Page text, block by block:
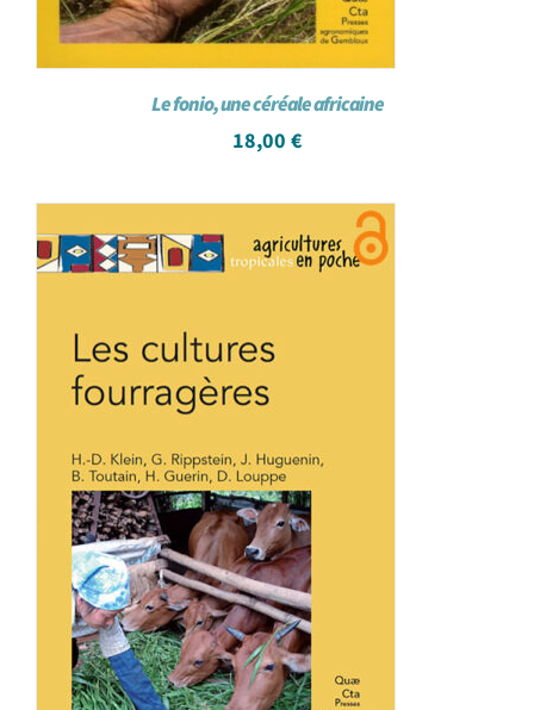
Le fonio, une céréale africaine
18,00 €